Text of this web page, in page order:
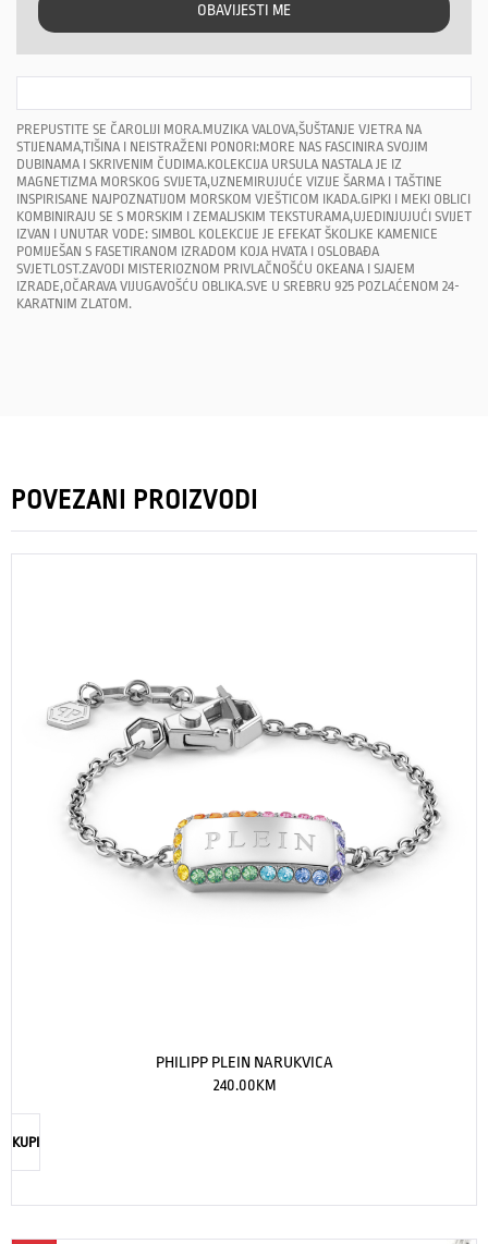
OBAVIJESTI ME
PREPUSTITE SE ČAROLIJI MORA.MUZIKA VALOVA,ŠUŠTANJE VJETRA NA
STIJENAMA,TIŠINA I NEISTRAŽENI PONORI:MORE NAS FASCINIRA SVOJIM
DUBINAMA I SKRIVENIM ČUDIMA.KOLEKCIJA URSULA NASTALA JE IZ
MAGNETIZMA MORSKOG SVIJETA,UZNEMIRUJUĆE VIZIJE ŠARMA I TAŠTINE
INSPIRISANE NAJPOZNATIJOM MORSKOM VJEŠTICOM IKADA.GIPKI I MEKI OBLICI
KOMBINIRAJU SE S MORSKIM I ZEMALJSKIM TEKSTURAMA,UJEDINJUJUĆI SVIJET
IZVAN I UNUTAR VODE: SIMBOL KOLEKCIJE JE EFEKAT ŠKOLJKE KAMENICE
POMIJEŠAN S FASETIRANOM IZRADOM KOJA HVATA I OSLOBAĐA
SVJETLOST.ZAVODI MISTERIOZNOM PRIVLAČNOŠĆU OKEANA I SJAJEM
IZRADE,OČARAVA VIJUGAVOŠĆU OBLIKA.SVE U SREBRU 925 POZLAĆENOM 24-
KARATNIM ZLATOM.
POVEZANI PROIZVODI
PHILIPP PLEIN NARUKVICA
240.00KM
KUPI